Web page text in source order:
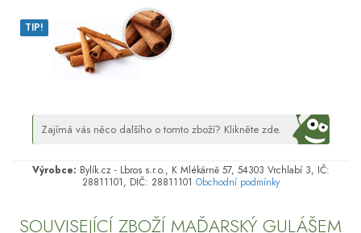
TIP!
Zajímá vás něco dalšího o tomto zboží? Klikněte zde.
Výrobce: Bylík.cz - Lbros s.r.o., K Mlékárně 57, 54303 Vrchlabí 3, IČ:
28811101, DIČ: 28811101 Obchodní podmínky
SOUVISEJÍCÍ ZBOŽÍ MAĎARSKÝ GULÁŠEM